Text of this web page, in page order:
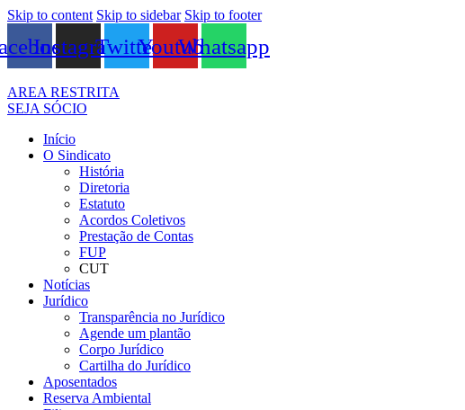
Skip to content Skip to sidebar Skip to footer
InstagramTwitterYoutubeWhatsapp
AREA RESTRITA
SEJA SÓCIO
Início
O Sindicato
História
Diretoria
Estatuto
Acordos Coletivos
Prestação de Contas
FUP
CUT
Notícias
Jurídico
Transparência no Jurídico
Agende um plantão
Corpo Jurídico
Cartilha do Jurídico
Aposentados
Reserva Ambiental